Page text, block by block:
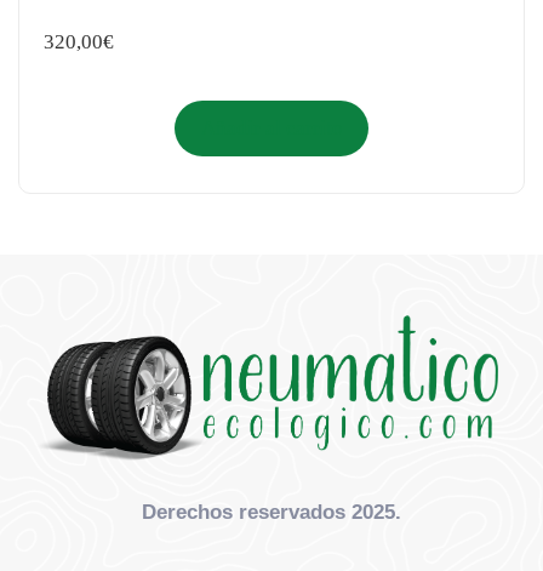
320,00€
Derechos reservados 2025.